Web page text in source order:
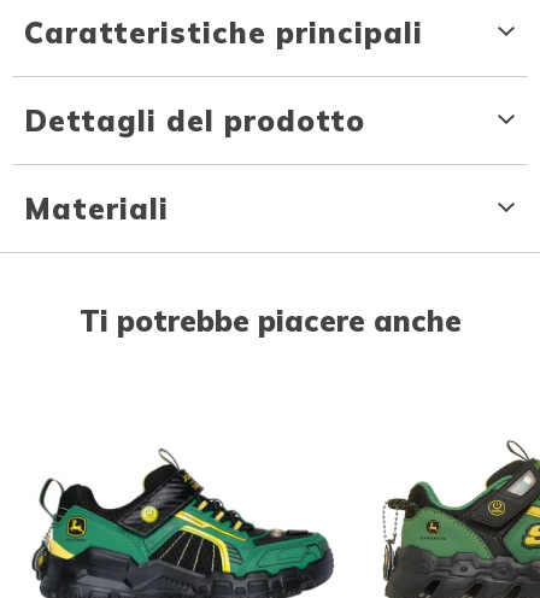
Caratteristiche principali
Dettagli del prodotto
Materiali
Ti potrebbe piacere anche